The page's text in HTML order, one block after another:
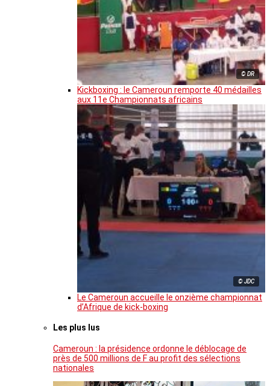
© DR
Kickboxing : le Cameroun remporte 40 médailles
aux 11e Championnats africains
© JDC
Le Cameroun accueille le onzième championnat
d’Afrique de kick-boxing
Les plus lus
Cameroun : la présidence ordonne le déblocage de
près de 500 millions de F au profit des sélections
nationales